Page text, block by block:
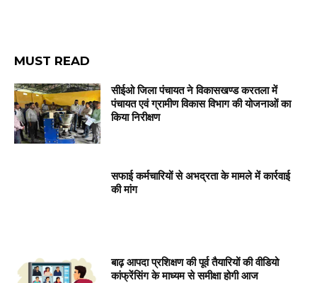
MUST READ
सीईओ जिला पंचायत ने विकासखण्ड करतला में
पंचायत एवं ग्रामीण विकास विभाग की योजनाओं का
किया निरीक्षण
सफाई कर्मचारियों से अभद्रता के मामले में कार्रवाई
की मांग
बाढ़ आपदा प्रशिक्षण की पूर्व तैयारियों की वीडियो
कांफ्रेंसिंग के माध्यम से समीक्षा होगी आज